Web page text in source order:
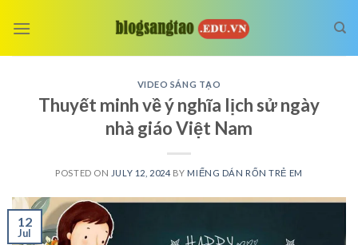
VIDEO SÁNG TẠO
Thuyết minh về ý nghĩa lịch sử ngày
nhà giáo Việt Nam
POSTED ON JULY 12, 2024 BY MIẾNG DÁN RỐN TRẺ EM
12
Jul